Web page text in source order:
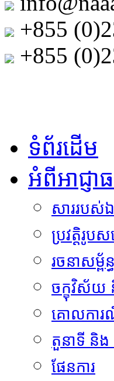
+855
+855
ទំព័រដើម
អំពីអាជ្ញ
សាររបស់
ប្រវត្តិរូប
រចនាសម្ព័
ចក្ខុវិស័យ
គោលការ
តួនាទី និង
ផែនការ